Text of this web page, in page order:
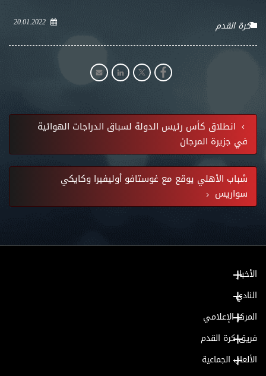
20.01.2022 كرة القدم
انطلاق كأس رئيس الدولة لسباق الدراجات الهوائية
في جزيرة المرجان
شباب الأهلي يوقع مع غوستافو أوليفيرا وكايكي
سواريس
الأخبار
النادي
المركز الإعلامي
فريق كرة القدم
الألعاب الجماعية